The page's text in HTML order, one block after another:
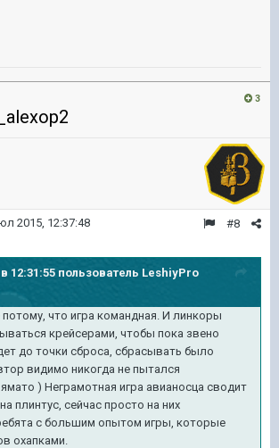
3
#8
2015, 12:37:48
в 12:31:55 пользователь LeshiyPro
что игра командная. И линкоры
крейсерами, чтобы пока звено
до точки сброса, сбрасывать было
видимо никогда не пытался
) Неграмотная игра авианосца сводит
плинтус, сейчас просто на них
с большим опытом игры, которые
охапками.